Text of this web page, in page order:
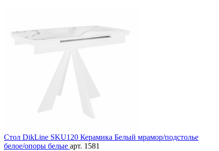
Стол DikLine SKU120 Керамика Белый мрамор/подстолье
белое/опоры белые арт. 1581